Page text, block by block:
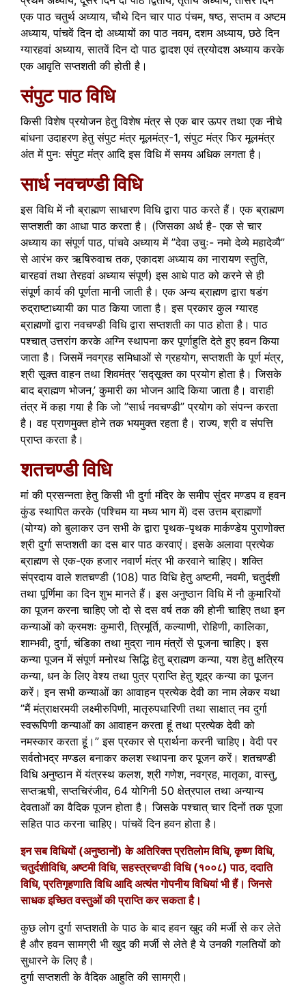
एक पाठ चतुर्थ अध्याय, चौथे दिन चार पाठ पंचम, षष्ठ, सप्तम व अष्टम
अध्याय, पांचवें दिन दो अध्यायों का पाठ नवम, दशम अध्याय, छठे दिन
ग्यारहवां अध्याय, सातवें दिन दो पाठ द्वादश एवं त्रयोदश अध्याय करके
एक आवृति सप्तशती की होती है।
संपुट पाठ विधि
किसी विशेष प्रयोजन हेतु विशेष मंत्र से एक बार ऊपर तथा एक नीचे
बांधना उदाहरण हेतु संपुट मंत्र मूलमंत्र-1, संपुट मंत्र फिर मूलमंत्र
अंत में पुनः संपुट मंत्र आदि इस विधि में समय अधिक लगता है।
सार्ध नवचण्डी विधि
इस विधि में नौ ब्राह्मण साधारण विधि द्वारा पाठ करते हैं। एक ब्राह्मण
सप्तशती का आधा पाठ करता है। (जिसका अर्थ है- एक से चार
अध्याय का संपूर्ण पाठ, पांचवे अध्याय में ”देवा उचुः- नमो देव्ये महादेव्यै”
से आरंभ कर ऋषिरुवाच तक, एकादश अध्याय का नारायण स्तुति,
बारहवां तथा तेरहवां अध्याय संपूर्ण) इस आधे पाठ को करने से ही
संपूर्ण कार्य की पूर्णता मानी जाती है। एक अन्य ब्राह्मण द्वारा षडंग
रुद्राष्टाध्यायी का पाठ किया जाता है। इस प्रकार कुल ग्यारह
ब्राह्मणों द्वारा नवचण्डी विधि द्वारा सप्तशती का पाठ होता है। पाठ
पश्चात् उत्तरांग करके अग्नि स्थापना कर पूर्णाहुति देते हुए हवन किया
जाता है। जिसमें नवग्रह समिधाओं से ग्रहयोग, सप्तशती के पूर्ण मंत्र,
श्री सूक्त वाहन तथा शिवमंत्र ‘सद्सूक्त का प्रयोग होता है। जिसके
बाद ब्राह्मण भोजन,’ कुमारी का भोजन आदि किया जाता है। वाराही
तंत्र में कहा गया है कि जो ”सार्ध नवचण्डी” प्रयोग को संपन्न करता
है। वह प्राणमुक्त होने तक भयमुक्त रहता है। राज्य, श्री व संपत्ति
प्राप्त करता है।
शतचण्डी विधि
मां की प्रसन्नता हेतु किसी भी दुर्गा मंदिर के समीप सुंदर मण्डप व हवन
कुंड स्थापित करके (पश्चिम या मध्य भाग में) दस उत्तम ब्राह्मणों
(योग्य) को बुलाकर उन सभी के द्वारा पृथक-पृथक मार्कण्डेय पुराणोक्त
श्री दुर्गा सप्तशती का दस बार पाठ करवाएं। इसके अलावा प्रत्येक
ब्राह्मण से एक-एक हजार नवार्ण मंत्र भी करवाने चाहिए। शक्ति
संप्रदाय वाले शतचण्डी (108) पाठ विधि हेतु अष्टमी, नवमी, चतुर्दशी
तथा पूर्णिमा का दिन शुभ मानते हैं। इस अनुष्ठान विधि में नौ कुमारियों
का पूजन करना चाहिए जो दो से दस वर्ष तक की होनी चाहिए तथा इन
कन्याओं को क्रमशः कुमारी, त्रिमूर्ति, कल्याणी, रोहिणी, कालिका,
शाम्भवी, दुर्गा, चंडिका तथा मुद्रा नाम मंत्रों से पूजना चाहिए। इस
कन्या पूजन में संपूर्ण मनोरथ सिद्धि हेतु ब्राह्मण कन्या, यश हेतु क्षत्रिय
कन्या, धन के लिए वेश्य तथा पुत्र प्राप्ति हेतु शूद्र कन्या का पूजन
करें। इन सभी कन्याओं का आवाहन प्रत्येक देवी का नाम लेकर यथा
”मैं मंत्राक्षरमयी लक्ष्मीरुपिणी, मातृरुपधारिणी तथा साक्षात् नव दुर्गा
स्वरूपिणी कन्याओं का आवाहन करता हूं तथा प्रत्येक देवी को
नमस्कार करता हूं।” इस प्रकार से प्रार्थना करनी चाहिए। वेदी पर
सर्वतोभद्र मण्डल बनाकर कलश स्थापना कर पूजन करें। शतचण्डी
विधि अनुष्ठान में यंत्रस्थ कलश, श्री गणेश, नवग्रह, मातृका, वास्तु,
सप्तऋषी, सप्तचिरंजीव, 64 योगिनी 50 क्षेत्रपाल तथा अन्यान्य
देवताओं का वैदिक पूजन होता है। जिसके पश्चात् चार दिनों तक पूजा
सहित पाठ करना चाहिए। पांचवें दिन हवन होता है।
इन सब विधियों (अनुष्ठानों) के अतिरिक्त प्रतिलोम विधि, कृष्ण विधि,
चतुर्दशीविधि, अष्टमी विधि, सहस्त्रचण्डी विधि (१००८) पाठ, ददाति
विधि, प्रतिगृहणाति विधि आदि अत्यंत गोपनीय विधियां भी हैं। जिनसे
साधक इच्छित वस्तुओं की प्राप्ति कर सकता है।
कुछ लोग दुर्गा सप्तशती के पाठ के बाद हवन खुद की मर्जी से कर लेते
है और हवन सामग्री भी खुद की मर्जी से लेते है ये उनकी गलतियों को
सुधारने के लिए है।
दुर्गा सप्तशती के वैदिक आहुति की सामग्री।